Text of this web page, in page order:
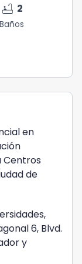
bathtub 2
Baños
en
Centros
de
6, Blvd.
y